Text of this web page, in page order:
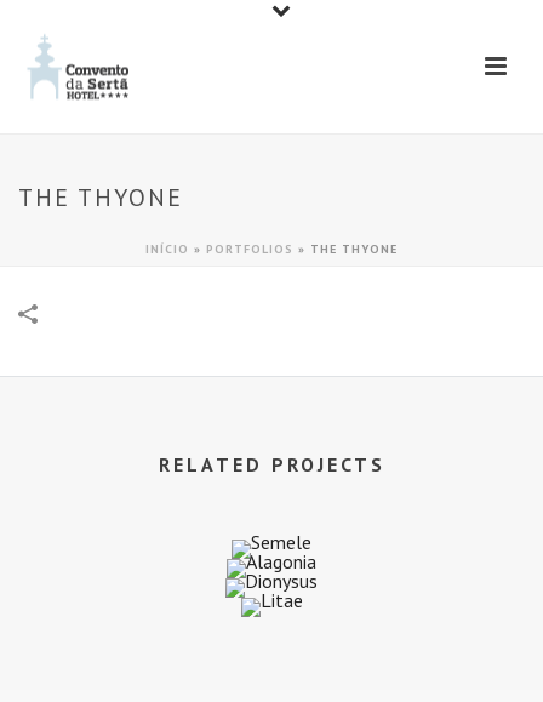
THE THYONE
INÍCIO » PORTFOLIOS » THE THYONE
RELATED PROJECTS